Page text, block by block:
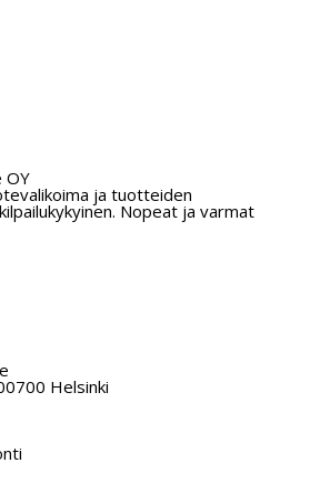
OY
ja tuotteiden
Nopeat ja varmat
Helsinki